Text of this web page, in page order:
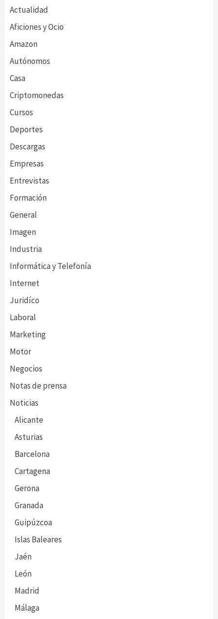
Actualidad
Aficiones y Ocio
Amazon
Autónomos
Casa
Criptomonedas
Cursos
Deportes
Descargas
Empresas
Entrevistas
Formación
General
Imagen
Industria
Informática y Telefonía
Internet
Juridíco
Laboral
Marketing
Motor
Negocios
Notas de prensa
Noticias
Alicante
Asturias
Barcelona
Cartagena
Gerona
Granada
Guipúzcoa
Islas Baleares
Jaén
León
Madrid
Málaga